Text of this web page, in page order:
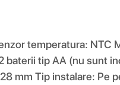
temperatura:
baterii tip AA (nu
mm Tip instalare: Pe